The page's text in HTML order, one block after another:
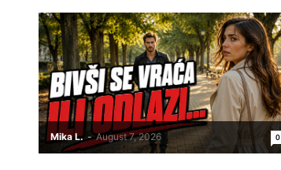
Mika L. - August 7, 2026 0